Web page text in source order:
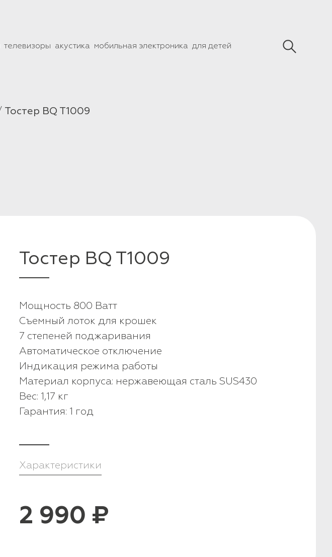
телевизоры акустика мобильная электроника для детей
Тостер BQ T1009
Тостер BQ T1009
Мощность 800 Ватт
Съемный лоток для крошек
7 степеней поджаривания
Автоматическое отключение
Индикация режима работы
Материал корпуса: нержавеющая сталь SUS430
Вес: 1,17 кг
Гарантия: 1 год
Характеристики
2 990 ₽